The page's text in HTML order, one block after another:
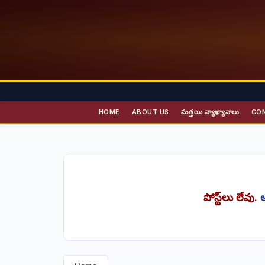
HOME ABOUT US మత్తయి వ్యాఖ్యానాలు
పోస్ట్‌లు లేవు.